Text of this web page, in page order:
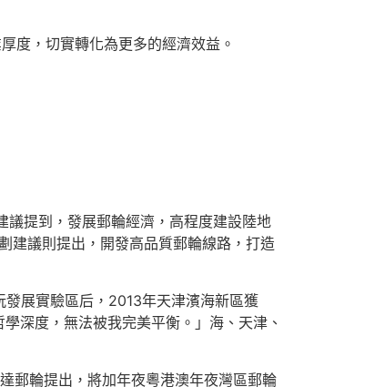
度，切實轉化為更多的經濟效益。
議提到，發展郵輪經濟，高程度建設陸地
建議則提出，開發高品質郵輪線路，打造
展實驗區后，2013年天津濱海新區獲
深度，無法被我完美平衡。」海、天津、
郵輪提出，將加年夜粵港澳年夜灣區郵輪